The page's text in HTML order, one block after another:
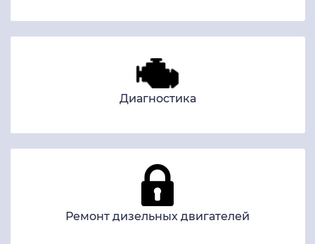
Диагностика
Ремонт дизельных двигателей